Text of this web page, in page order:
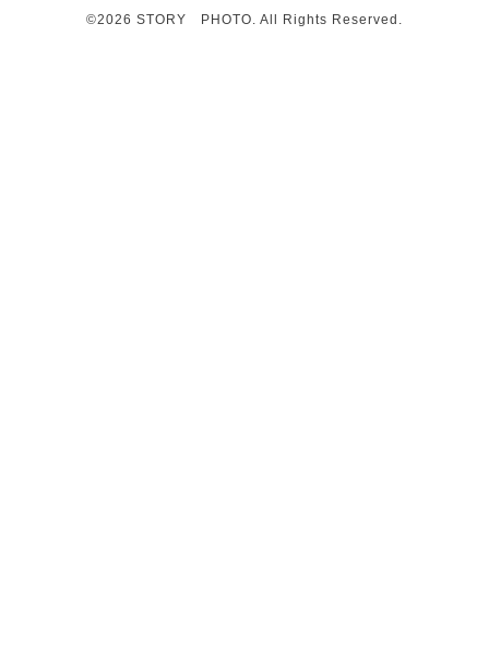
©2026 STORY PHOTO. All Rights Reserved.